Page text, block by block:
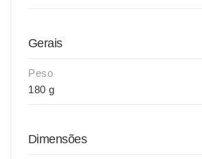
Gerais
Peso
180 g
Dimensões